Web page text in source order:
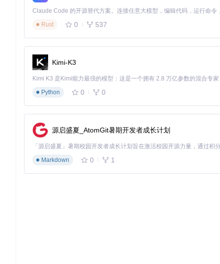
Rust 0 537
Kimi-K3
Python 0 0
源启盛夏_AtomGit暑期开发者成长计划
Markdown 0 1